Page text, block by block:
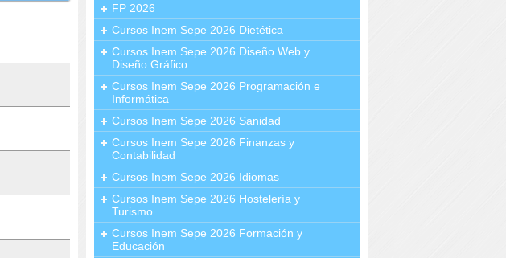
FP 2026
Cursos Inem Sepe 2026 Dietética
Cursos Inem Sepe 2026 Diseño Web y
Diseño Gráfico
Cursos Inem Sepe 2026 Programación e
Informática
Cursos Inem Sepe 2026 Sanidad
Cursos Inem Sepe 2026 Finanzas y
Contabilidad
Cursos Inem Sepe 2026 Idiomas
Cursos Inem Sepe 2026 Hostelería y
Turismo
Cursos Inem Sepe 2026 Formación y
Educación